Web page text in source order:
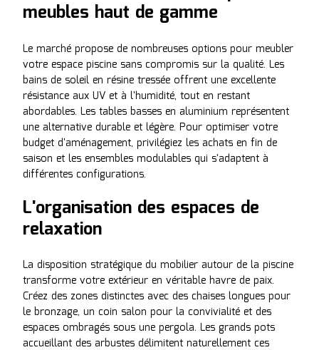
meubles haut de gamme
Le marché propose de nombreuses options pour meubler
votre espace piscine sans compromis sur la qualité. Les
bains de soleil en résine tressée offrent une excellente
résistance aux UV et à l'humidité, tout en restant
abordables. Les tables basses en aluminium représentent
une alternative durable et légère. Pour optimiser votre
budget d'aménagement, privilégiez les achats en fin de
saison et les ensembles modulables qui s'adaptent à
différentes configurations.
L'organisation des espaces de
relaxation
La disposition stratégique du mobilier autour de la piscine
transforme votre extérieur en véritable havre de paix.
Créez des zones distinctes avec des chaises longues pour
le bronzage, un coin salon pour la convivialité et des
espaces ombragés sous une pergola. Les grands pots
accueillant des arbustes délimitent naturellement ces